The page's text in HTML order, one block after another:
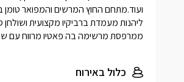
ממרפסת מרשימה בה פאטיו מרווח עם
כלול באירוח